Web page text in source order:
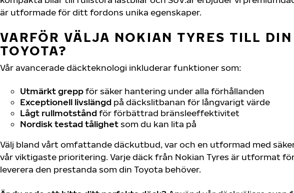
är utformade för ditt fordons unika egenskaper.
VARFÖR VÄLJA NOKIAN TYRES TILL DIN
TOYOTA?
Vår avancerade däckteknologi inkluderar funktioner som:
Utmärkt greppför säker hantering under alla förhållanden
Exceptionell livslängd på däckslitbanan för långvarigt värde
Lågt rullmotstånd för förbättrad bränsleeffektivitet
Nordisk testad tålighetsom du kan lita på
Välj bland vårt omfattande däckutbud, var och en utformad med
vår viktigaste prioritering. Varje däck från Nokian Tyres är utformat
leverera den prestanda som din Toyota behöver.